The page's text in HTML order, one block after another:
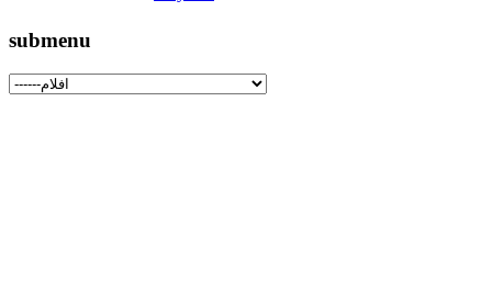
submenu